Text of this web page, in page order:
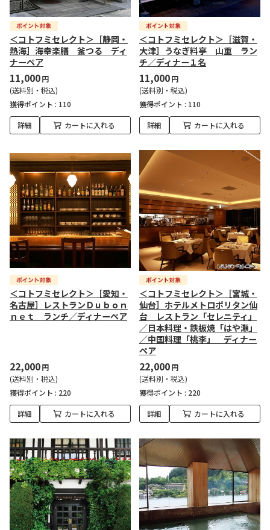
＜コトフミセレクト＞［静岡・
熱海］海幸楽膳 釜つる ディ
ナーペア
11,000円
(送料別・税込)
獲得ポイント : 110
詳細 カートに入れる
＜コトフミセレクト＞［滋賀・
大津］うなぎ料亭 山重 ラン
チ／ディナー１名
11,000円
(送料別・税込)
獲得ポイント : 110
詳細 カートに入れる
＜コトフミセレクト＞［愛知・
名古屋］レストランＤｕｂｏｎ
ｎｅｔ ランチ／ディナーペア
22,000円
(送料別・税込)
獲得ポイント : 220
詳細 カートに入れる
＜コトフミセレクト＞［宮城・
仙台］ホテルメトロポリタン仙
台 レストラン「セレニティ」
／日本料理・鉄板焼「はや瀬」
／中国料理「桃李」 ディナー
ペア
22,000円
(送料別・税込)
獲得ポイント : 220
詳細 カートに入れる